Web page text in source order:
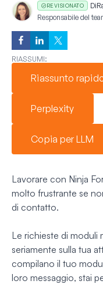
REVISIONATO Di
Responsabile del
RIASSUMI:
Riassunto
Perplexity
Copia per LLM
Lavorare con Ninja
molto frustrante se
di contatto.
Le richieste di moduli
seriamente sulla tua
compilano il tuo
loro messaggio, stai